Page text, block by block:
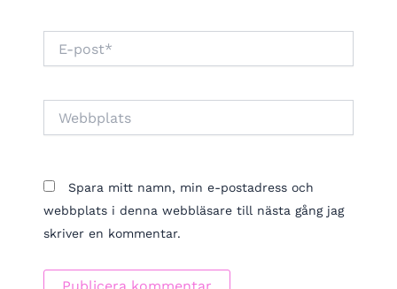
post*
Spara mitt namn, min e-postadress och
webbplats i denna webbläsare till nästa gång jag
skriver en kommentar.